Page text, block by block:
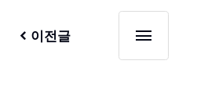
이전글